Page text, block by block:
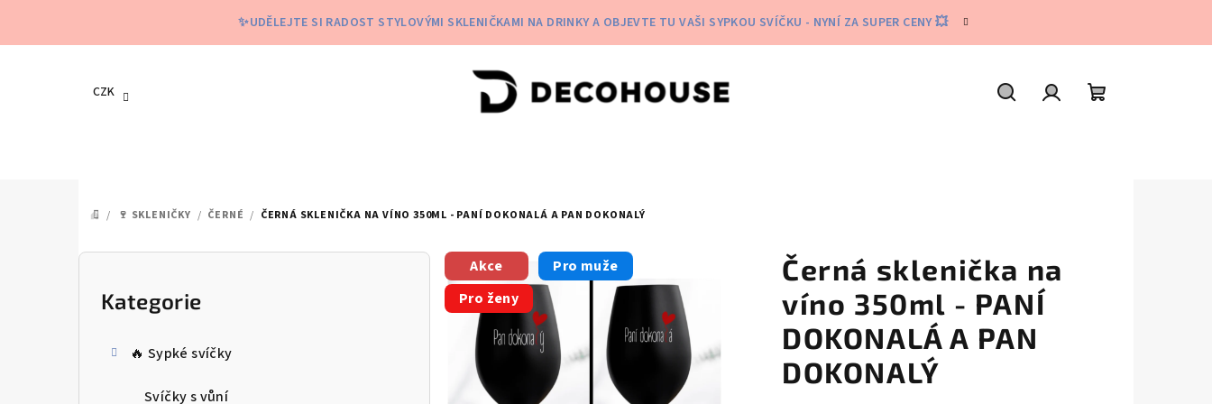
✨UDĚLEJTE SI RADOST STYLOVÝMI SKLENIČKAMI NA DRINKY A OBJEVTE TU VAŠI SYPKOU SVÍČKU - NYNÍ ZA SUPER CENY 💥
CZK
DOMŮ
/ 🍷 SKLENIČKY / ČERNÉ / ČERNÁ SKLENIČKA NA VÍNO 350ML - PANÍ DOKONALÁ A PAN DOKONALÝ
P
Přeskočit
kategorie
Kategorie
🔥 Sypké svíčky
Svíčky s vůní
Černá sklenička na
víno 350ml - PANÍ
DOKONALÁ A PAN
DOKONALÝ
Akce
Pro muže
Pro ženy